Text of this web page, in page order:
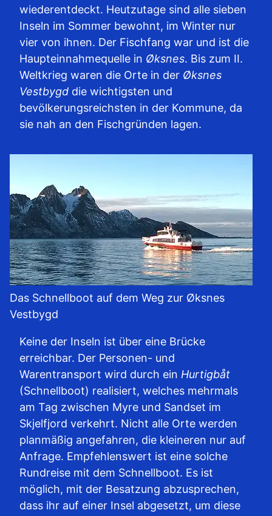
wiederentdeckt. Heutzutage sind alle sieben
Inseln im Sommer bewohnt, im Winter nur
vier von ihnen. Der Fischfang war und ist die
Haupteinnahmequelle in Øksnes. Bis zum II.
Weltkrieg waren die Orte in der Øksnes
Vestbygd die wichtigsten und
bevölkerungsreichsten in der Kommune, da
sie nah an den Fischgründen lagen.
Das Schnellboot auf dem Weg zur Øksnes
Vestbygd
Keine der Inseln ist über eine Brücke
erreichbar. Der Personen- und
Warentransport wird durch ein Hurtigbåt
(Schnellboot) realisiert, welches mehrmals
am Tag zwischen Myre und Sandset im
Skjelfjord verkehrt. Nicht alle Orte werden
planmäßig angefahren, die kleineren nur auf
Anfrage. Empfehlenswert ist eine solche
Rundreise mit dem Schnellboot. Es ist
möglich, mit der Besatzung abzusprechen,
dass ihr auf einer Insel abgesetzt, um diese